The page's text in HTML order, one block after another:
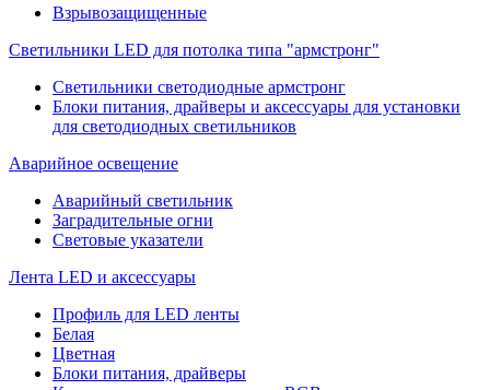
Взрывозащищенные
Светильники LED для потолка типа "армстронг"
Светильники светодиодные армстронг
Блоки питания, драйверы и аксессуары для установки
для светодиодных светильников
Аварийное освещение
Аварийный светильник
Заградительные огни
Световые указатели
Лента LED и аксессуары
Профиль для LED ленты
Белая
Цветная
Блоки питания, драйверы